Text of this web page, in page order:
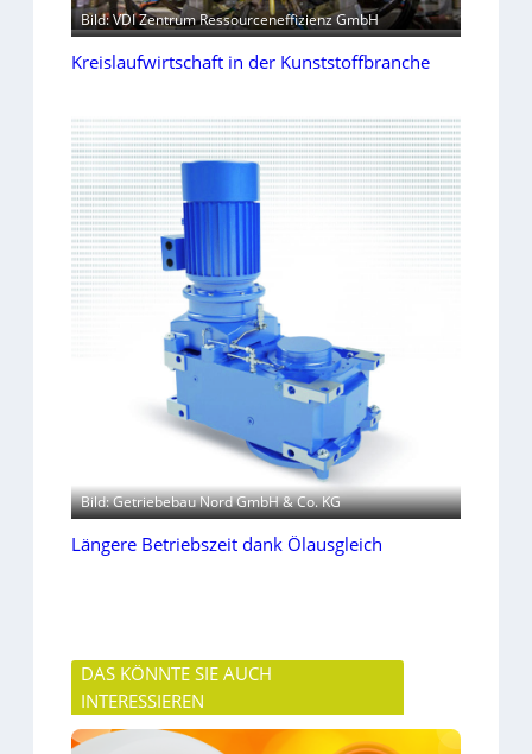
Bild: VDI Zentrum Ressourceneffizienz GmbH
Kreislaufwirtschaft in der Kunststoffbranche
Bild: Getriebebau Nord GmbH & Co. KG
Längere Betriebszeit dank Ölausgleich
DAS KÖNNTE SIE AUCH
INTERESSIEREN